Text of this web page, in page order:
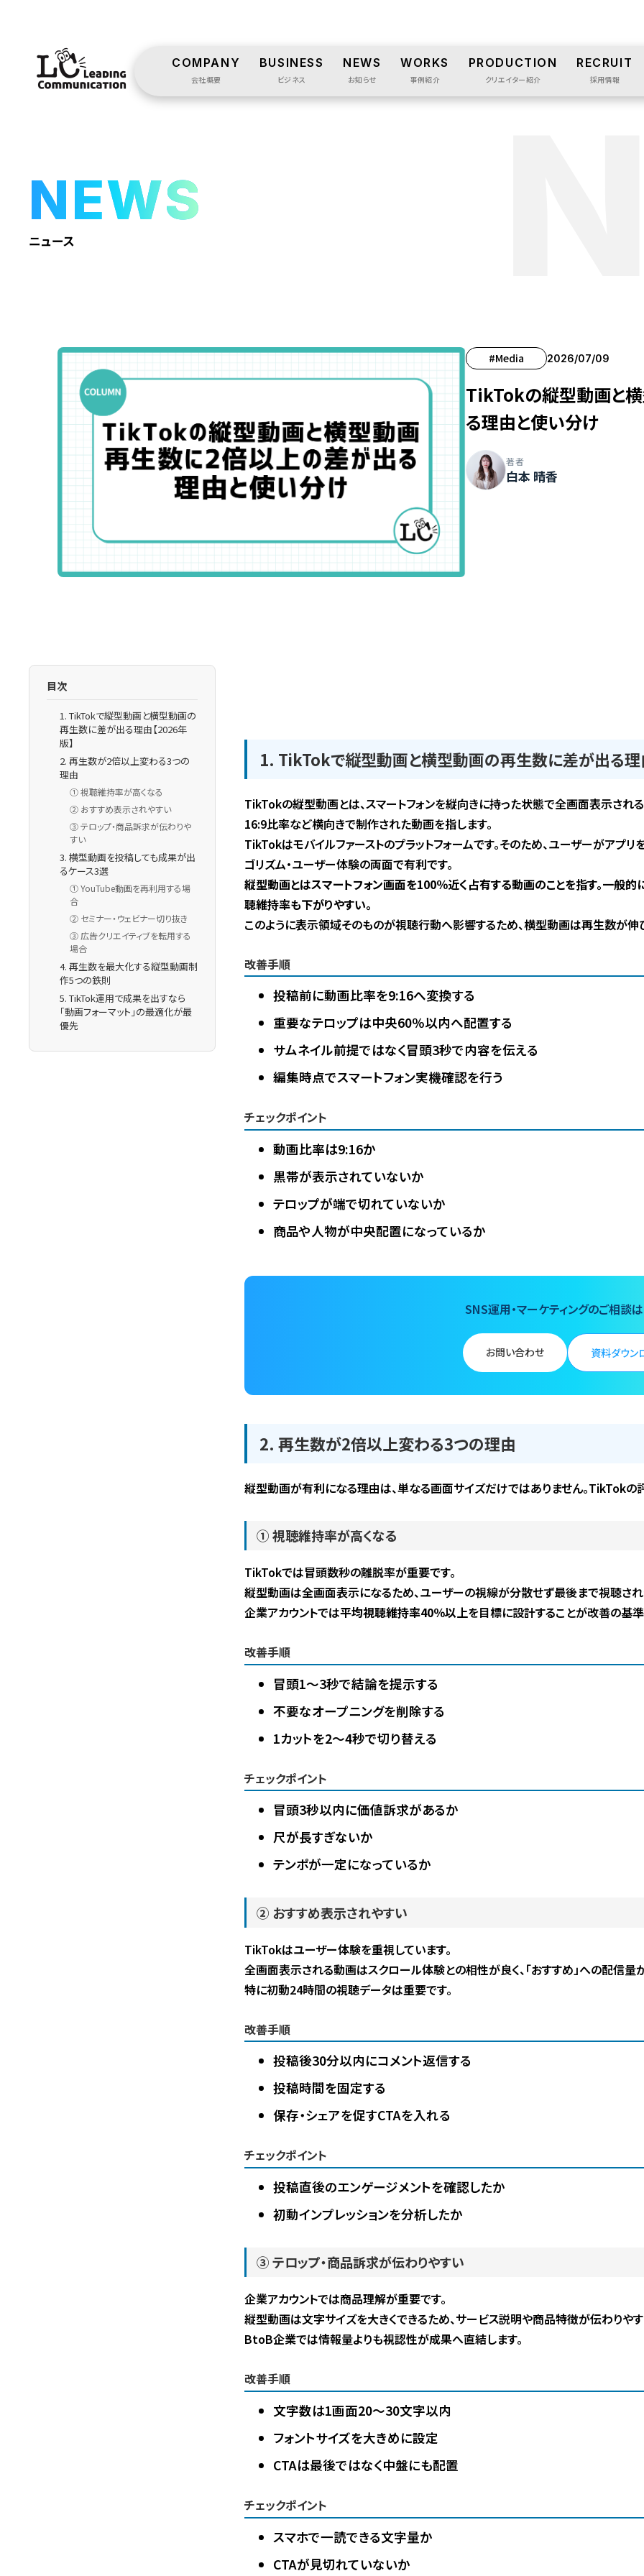
COMPANY
会社概要
BUSINESS
ビジネス
NEWS
お知らせ
WORKS
事例紹介
PRODUCTION
クリエイター紹介
RECRUIT
採用情報
NEWS
ニュース
#Media 2026/07/09
TikTokの縦型動画と
る理由と使い分け
著者
白本 晴香
目次
1. TikTokで縦型動画と横型動画の
再生数に差が出る理由【2026年
版】
2. 再生数が2倍以上変わる3つの
理由
① 視聴維持率が高くなる
② おすすめ表示されやすい
③ テロップ・商品訴求が伝わりや
すい
3. 横型動画を投稿しても成果が出
るケース3選
① YouTube動画を再利用する場
合
② セミナー・ウェビナー切り抜き
③ 広告クリエイティブを転用する
場合
4. 再生数を最大化する縦型動画制
作5つの鉄則
5. TikTok運用で成果を出すなら
「動画フォーマット」の最適化が最
優先
1. TikTokで縦型動画と横型動画の再生数に差が出る理
TikTokの縦型動画とは、スマートフォンを縦向きに持った状態で全画面表示され
16:9比率など横向きで制作された動画を指します。
TikTokはモバイルファーストのプラットフォームです。そのため、ユーザーがア
ゴリズム・ユーザー体験の両面で有利です。
縦型動画とはスマートフォン画面を100％近く占有する動画のことを指す。一般
聴維持率も下がりやすい。
このように表示領域そのものが視聴行動へ影響するため、横型動画は再生数が伸び
改善手順
投稿前に動画比率を9:16へ変換する
重要なテロップは中央60％以内へ配置する
サムネイル前提ではなく冒頭3秒で内容を伝える
編集時点でスマートフォン実機確認を行う
チェックポイント
動画比率は9:16か
黒帯が表示されていないか
テロップが端で切れていないか
商品や人物が中央配置になっているか
SNS運用・マーケティングのご相談
お問い合わせ 資料ダウン
2. 再生数が2倍以上変わる3つの理由
縦型動画が有利になる理由は、単なる画面サイズだけではありません。TikTokの
① 視聴維持率が高くなる
TikTokでは冒頭数秒の離脱率が重要です。
縦型動画は全画面表示になるため、ユーザーの視線が分散せず最後まで視聴され
企業アカウントでは平均視聴維持率40％以上を目標に設計することが改善の基準
改善手順
冒頭1〜3秒で結論を提示する
不要なオープニングを削除する
1カットを2〜4秒で切り替える
チェックポイント
冒頭3秒以内に価値訴求があるか
尺が長すぎないか
テンポが一定になっているか
② おすすめ表示されやすい
TikTokはユーザー体験を重視しています。
全画面表示される動画はスクロール体験との相性が良く、「おすすめ」への配信量
特に初動24時間の視聴データは重要です。
改善手順
投稿後30分以内にコメント返信する
投稿時間を固定する
保存・シェアを促すCTAを入れる
チェックポイント
投稿直後のエンゲージメントを確認したか
初動インプレッションを分析したか
③ テロップ・商品訴求が伝わりやすい
企業アカウントでは商品理解が重要です。
縦型動画は文字サイズを大きくできるため、サービス説明や商品特徴が伝わりやす
BtoB企業では情報量よりも視認性が成果へ直結します。
改善手順
文字数は1画面20〜30文字以内
フォントサイズを大きめに設定
CTAは最後ではなく中盤にも配置
チェックポイント
スマホで一読できる文字量か
CTAが見切れていないか